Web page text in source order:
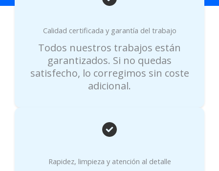
Calidad certificada y garantía del trabajo
Todos nuestros trabajos están
garantizados. Si no quedas
satisfecho, lo corregimos sin coste
adicional.
Rapidez, limpieza y atención al detalle